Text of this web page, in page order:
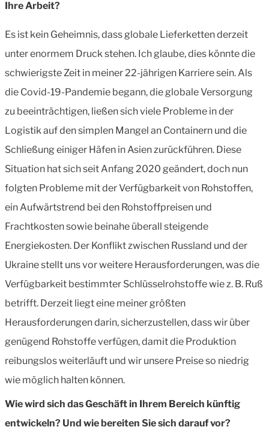
Ihre Arbeit?
Es ist kein Geheimnis, dass globale Lieferketten derzeit
unter enormem Druck stehen. Ich glaube, dies könnte die
schwierigste Zeit in meiner 22-jährigen Karriere sein. Als
die Covid-19-Pandemie begann, die globale Versorgung
zu beeinträchtigen, ließensich viele Probleme in der
Logistik auf den simplen Mangel an Containern und die
Schließung einiger Häfen in Asien zurückführen. Diese
Situation hat sich seit Anfang 2020 geändert, doch nun
folgten Probleme mit der Verfügbarkeit von Rohstoffen,
ein Aufwärtstrend bei den Rohstoffpreisen und
Frachtkosten sowie beinahe überall steigende
Energiekosten. Der Konflikt zwischen Russland und der
Ukraine stellt uns vor weitere Herausforderungen, was die
Verfügbarkeit bestimmter Schlüsselrohstoffe wie z. B. Ruß
betrifft. Derzeit liegt eine meiner größten
Herausforderungen darin, sicherzustellen, dass wir über
genügend Rohstoffe verfügen, damit die Produktion
reibungslos weiterläuft und wir unsere Preise so niedrig
wie möglich halten können.
Wie wird sich das Geschäft in Ihrem Bereich künftig
entwickeln? Und wie bereiten Sie sich darauf vor?